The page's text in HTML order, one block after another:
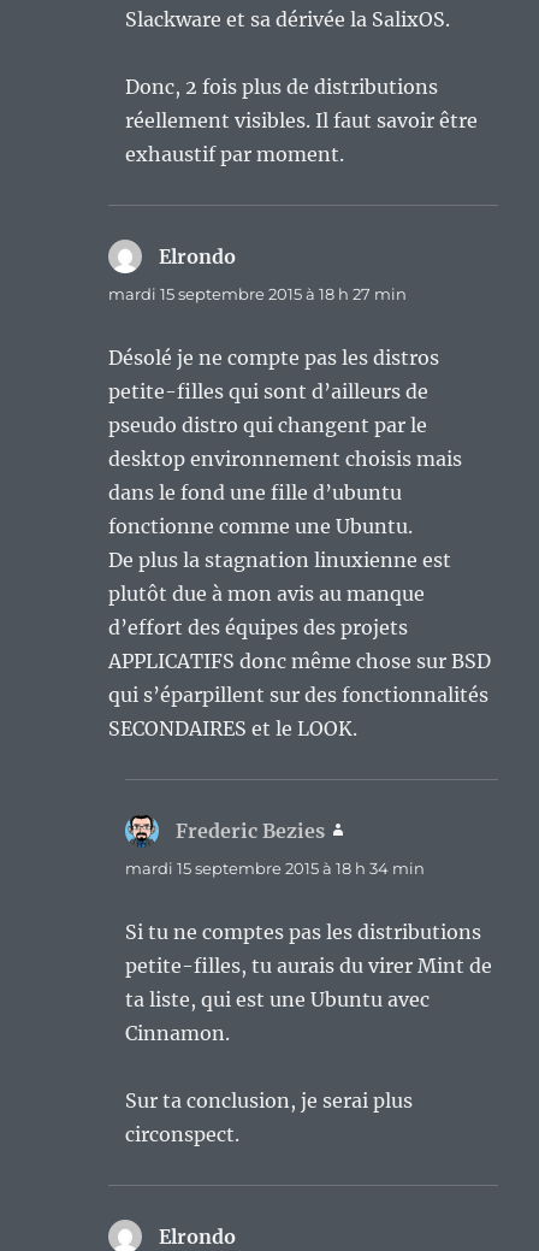
Slackware et sa dérivée la SalixOS.
Donc, 2 fois plus de distributions
réellement visibles. Il faut savoir être
exhaustif par moment.
Elrondo
mardi 15 septembre 2015 à 18 h 27 min
Désolé je ne compte pas les distros
petite-filles qui sont d’ailleurs de
pseudo distro qui changent par le
desktop environnement choisis mais
dans le fond une fille d’ubuntu
fonctionne comme une Ubuntu.
De plus la stagnation linuxienne est
plutôt due à mon avis au manque
d’effort des équipes des projets
APPLICATIFS donc même chose sur BSD
qui s’éparpillent sur des fonctionnalités
SECONDAIRES et le LOOK.
Frederic Bezies
mardi 15 septembre 2015 à 18 h 34 min
Si tu ne comptes pas les distributions
petite-filles, tu aurais du virer Mint de
ta liste, qui est une Ubuntu avec
Cinnamon.
Sur ta conclusion, je serai plus
circonspect.
Elrondo